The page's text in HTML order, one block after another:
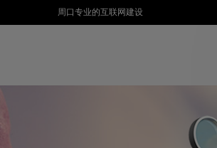
周口专业的互联网建设